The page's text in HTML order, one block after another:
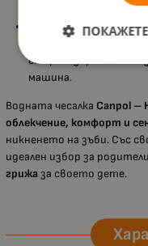
дни, за нежно
Лесна поддръжка:
стерилизира и не се
машина.
Водната чесалка Canpol –
облекчение, комфорт и
никненето на зъби. Със
идеален избор за
грижаза своето дете.